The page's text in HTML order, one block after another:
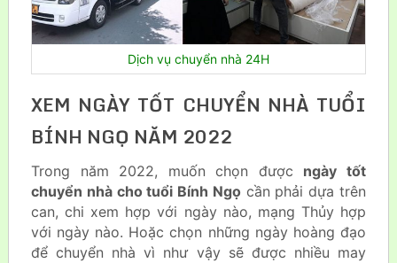
Dịch vụ chuyển nhà 24H
XEM NGÀY TỐT CHUYỂN NHÀ TUỔI
BÍNH NGỌ NĂM 2022
Trong năm 2022, muốn chọn được ngày tốt
chuyển nhà cho tuổi Bính Ngọcần phải dựa trên
can, chi xem hợp với ngày nào, mạng Thủy hợp
với ngày nào. Hoặc chọn những ngày hoàng đạo
để chuyển nhà vì như vậy sẽ được nhiều may